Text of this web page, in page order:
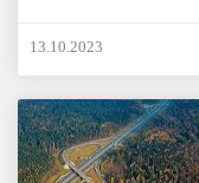
13.10.2023